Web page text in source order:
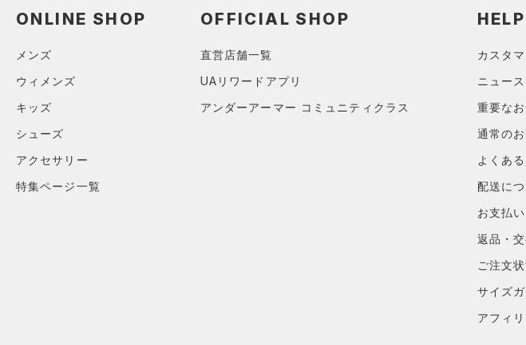
パーカー&トレーナー （0）
ONLINE SHOP
メンズ
ウィメンズ
キッズ
シューズ
アクセサリー
特集ページ一覧
OFFICIAL SHOP
直営店舗一覧
UAリワードアプリ
アンダーアーマー コミュニティクラス
HELP
カスタ
ニュース
重要な
通常の
よくあ
配送に
お支払
返品・
ご注文
サイズ
アフィ